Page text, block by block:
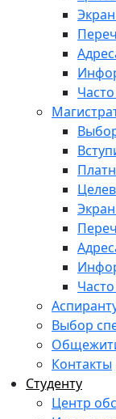
Выбор
Контакты
Студенту
Центр